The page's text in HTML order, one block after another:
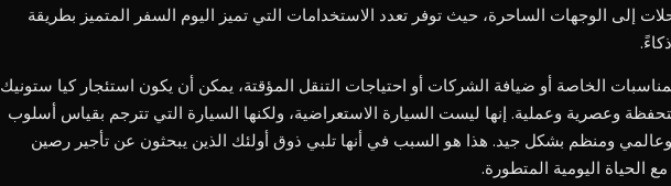
إلى الوجهات الساحرة، حيث توفر تعدد الاستخدامات التي تميز اليوم السفر المتميز بطريقة
الخاصة أو ضيافة الشركات أو احتياجات التنقل المؤقتة، يمكن أن يكون استئجار كيا ستونيك
وعصرية وعملية. إنها ليست السيارة الاستعراضية، ولكنها السيارة التي تترجم بقياس أسلوب
وعالمي ومنظم بشكل جيد. هذا هو السبب في أنها تلبي ذوق أولئك الذين يبحثون عن تأجير رصين
الحياة اليومية المتطورة.